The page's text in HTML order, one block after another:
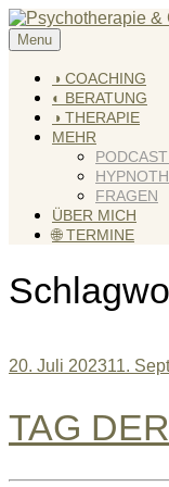
Skip
to
content
KREATIV & GELÖST
Andreas Scholz
Menu
◑ COACHING
◐ BERATUNG
◑ THERAPIE
MEHR
FRAGEN
ÜBER MICH
🌐 TERMINE
20. Juli 202311.
TAG